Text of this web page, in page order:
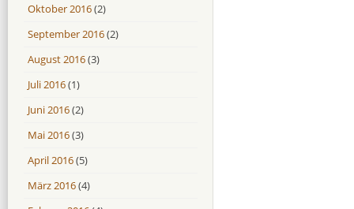
Oktober 2016(2)
September 2016(2)
August 2016(3)
Juli 2016(1)
Juni 2016(2)
Mai 2016(3)
April 2016(5)
März 2016(4)